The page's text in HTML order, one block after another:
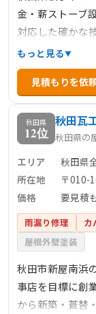
金・薪ストーブ
対応した確かな
ーム・雨漏り修
板金工事のプロ
切な建物を守り
もっと見る
見積もりを依
秋田県
12位
秋田瓦
秋田県の
エリア
秋田県
所在地
〒010-
価格
要見積
雨漏り修理 カ
屋根外壁塗装
秋田市新屋南浜
事店を目標に創
から新築・葺替